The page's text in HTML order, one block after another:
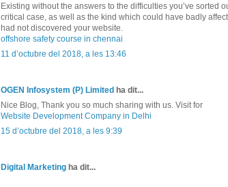
Existing without the answers to the difficulties you’ve sorted
critical case, as well as the kind which could have badly
had not discovered your website.
offshore safety course in chennai
11 d’octubre del 2018, a les 13:46
OGEN Infosystem (P) Limited ha dit...
Nice Blog, Thank you so much sharing with us. Visit for
Website Development Company in Delhi
15 d’octubre del 2018, a les 9:39
Digital Marketing ha dit...